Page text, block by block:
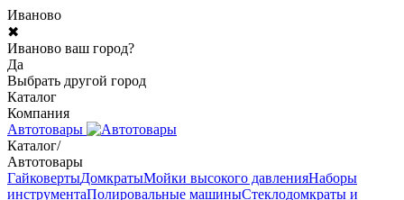
Иваново
✖
Иваново ваш город?
Да
Выбрать другой город
Каталог
Компания
Автотовары
Каталог/
Автотовары
ГайковертыДомкратыМойки высокого давленияНаборы
инструментаПолировальные машиныСтеклодомкраты и